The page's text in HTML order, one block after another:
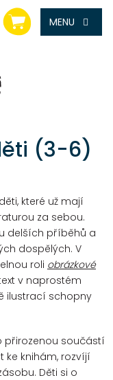
NÁKUPNÍ
KOŠÍK
(3-6)
které už mají
za sebou.
delších příběhů a
dospělých. V
roli obrázkové
v naprostém
ilustrací schopny
přirozenou součástí
ke knihám, rozvíjí
Děti si o